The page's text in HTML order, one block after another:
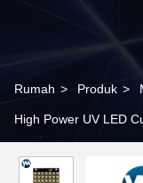
Rumah > Produk >
High Power UV LED